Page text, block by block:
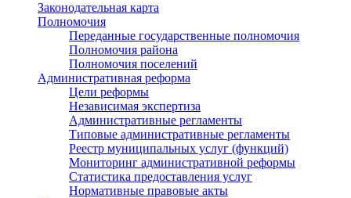
Законодательная карта
Полномочия
Переданные государственные полномочия
Полномочия района
Полномочия поселений
Административная реформа
Цели реформы
Независимая экспертиза
Административные регламенты
Типовые административные регламенты
Реестр муниципальных услуг (функций)
Мониторинг административной реформы
Статистика предоставления услуг
Нормативные правовые акты